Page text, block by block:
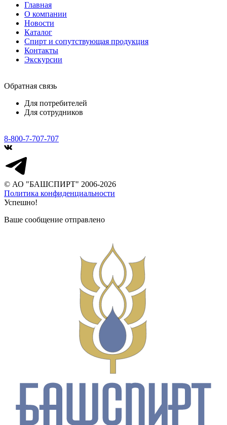
Главная
О компании
Новости
Каталог
Спирт и сопутствующая продукция
Контакты
Экскурсии
Обратная связь
Для потребителей
Для сотрудников
8-800-7-707-707
© АО "БАШСПИРТ" 2006-2026
Политика конфиденциальности
Успешно!
Ваше сообщение отправлено